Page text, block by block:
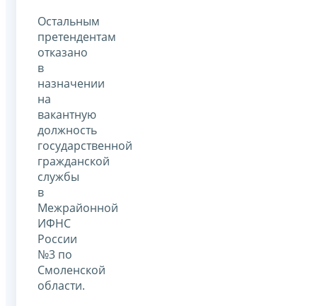
Остальным
претендентам
отказано
в
назначении
на
вакантную
должность
государственной
гражданской
службы
в
Межрайонной
ИФНС
России
№3 по
Смоленской
области.